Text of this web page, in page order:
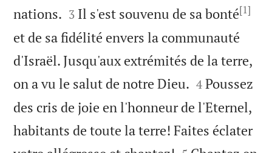
nations. 

3 Il s'est souvenu de sa bonté[1]
et de sa fidélité envers la communauté
d'Israël. Jusqu'aux extrémités de la terre,
on a vu le salut de notre Dieu. 

4 Poussez
des cris de joie en l'honneur de l'Eternel,
habitants de toute la terre! Faites éclater